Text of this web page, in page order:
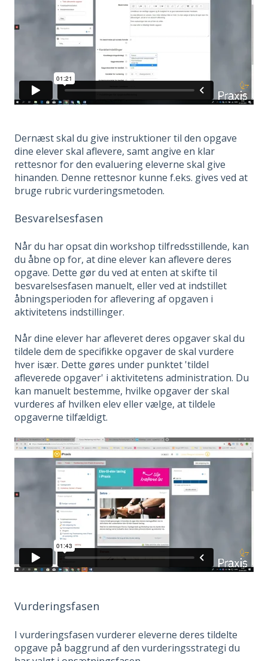
Dernæst skal du give instruktioner til den opgave
dine elever skal aflevere, samt angive en klar
rettesnor for den evaluering eleverne skal give
hinanden. Denne rettesnor kunne f.eks. gives ved at
bruge rubric vurderingsmetoden.
Besvarelsesfasen
Når du har opsat din workshop tilfredsstillende, kan
du åbne op for, at dine elever kan aflevere deres
opgave. Dette gør du ved at enten at skifte til
besvarelsesfasen manuelt, eller ved at indstillet
åbningsperioden for aflevering af opgaven i
aktivitetens indstillinger.
Når dine elever har afleveret deres opgaver skal du
tildele dem de specifikke opgaver de skal vurdere
hver især. Dette gøres under punktet 'tildel
afleverede opgaver' i aktivitetens administration. Du
kan manuelt bestemme, hvilke opgaver der skal
vurderes af hvilken elev eller vælge, at tildele
opgaverne tilfældigt.
Vurderingsfasen
I vurderingsfasen vurderer eleverne deres tildelte
opgave på baggrund af den vurderingsstrategi du